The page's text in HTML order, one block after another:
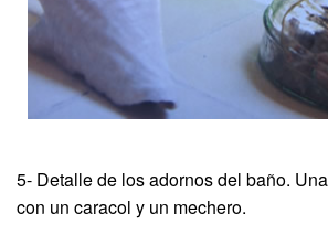
5- Detalle de los adornos del baño.
con un caracol y un mechero.